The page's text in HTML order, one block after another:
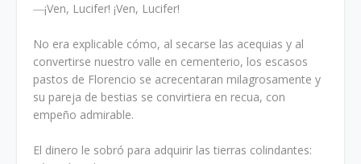
―¡Ven, Lucifer! ¡Ven, Lucifer!
No era explicable cómo, al secarse las acequias y al
convertirse nuestro valle en cementerio, los escasos
pastos de Florencio se acrecentaran milagrosamente y
su pareja de bestias se convirtiera en recua, con
empeño admirable.
El dinero le sobró para adquirir las tierras colindantes: